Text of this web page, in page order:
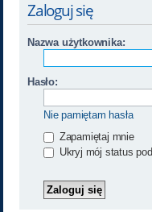
Zaloguj się
Nazwa użytkownika:
Hasło:
Nie pamiętam hasła
Zapamiętaj mnie
Ukryj mój status